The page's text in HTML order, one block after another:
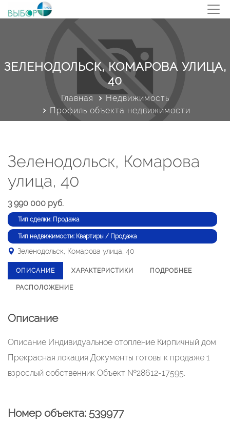
ЗЕЛЕНОДОЛЬСК, КОМАРОВА УЛИЦА,
40
Главная
Недвижимость
Профиль объекта недвижимости
Зеленодольск, Комарова
улица, 40
3 990 000 руб.
Тип сделки: Продажа
Тип недвижимости: Квартиры / Продажа
Зеленодольск, Комарова улица, 40
ОПИСАНИЕ ХАРАКТЕРИСТИКИ ПОДРОБНЕЕ
РАСПОЛОЖЕНИЕ
Описание
Описание Индивидуальное отопление Кирпичный дом
Прекрасная локация Документы готовы к продаже 1
взрослый собственник Объект №28612-17595.
Номер объекта: 539977